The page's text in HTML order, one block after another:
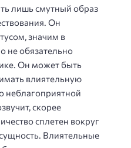
лишь смутный образ
Он
значим в
не обязательно
Он может быть
влиятельную
скорее
сплетен вокруг
Влиятельные